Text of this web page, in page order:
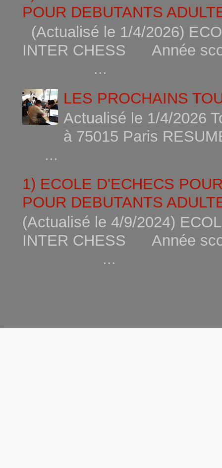
POUR DEBUTANTS
(Actualisé le 1/4/2026)
INTER CHESS Année
...
LES PROCHAINS
Actualisé le 1/4/2026
à 75015
...
1) ECOLE D'ECHECS
POUR DEBUTANTS
(Actualisé le 4/9/2024)
INTER CHESS Année
...